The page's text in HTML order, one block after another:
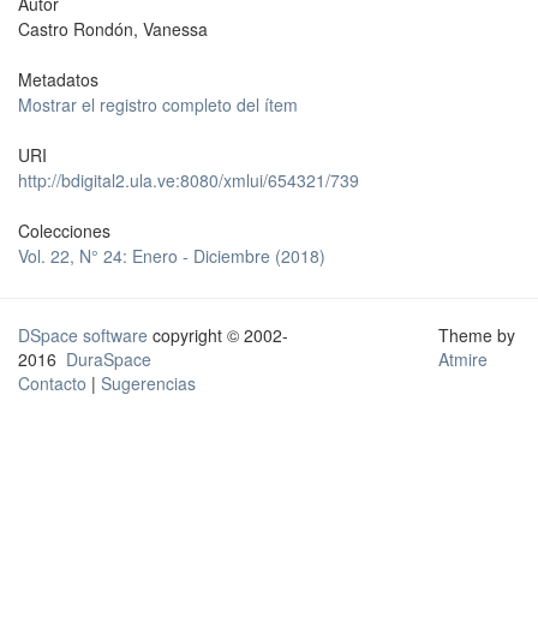
Castro Rondón, Vanessa
Metadatos
Mostrar el registro completo del ítem
URI
http://bdigital2.ula.ve:8080/xmlui/654321/739
Colecciones
Vol. 22, N° 24: Enero - Diciembre (2018)
DSpace software copyright © 2002-
2016 DuraSpace
Contacto | Sugerencias
Theme by
Atmire